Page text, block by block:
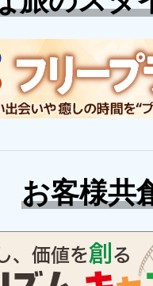
お客様共